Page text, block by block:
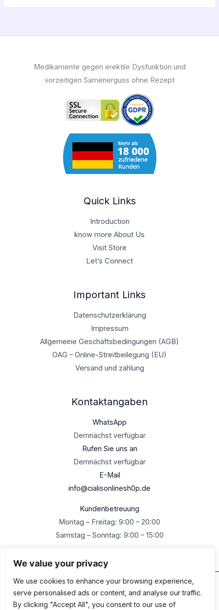
We value your privacy
We use cookies to enhance your browsing experience,
serve personalised ads or content, and analyse our traffic.
By clicking "Accept All", you consent to our use of
Medikamente gegen erektile Dysfunktion und
vorzeitigen Samenerguss ohne Rezept
Quick Links
Introduction
know more About Us
Visit Store
Let’s Connect
Important Links
Datenschutzerklärung
Impressum
Allgemeine Geschäftsbedingungen (AGB)
OAG – Online-Streitbeilegung (EU)
Versand und zahlung
Kontaktangaben
WhatsApp
Demnächst verfügbar
Rufen Sie uns an
Demnächst verfügbar
E-Mail
info@cialisonlinesh0p.de
Kundenbetreuung
Montag – Freitag: 9:00 – 20:00
Samstag – Sonntag: 9:00 – 15:00
Urheberrecht © 2026 Cialisonlineshop.de Alle Rechte
vorbehalten